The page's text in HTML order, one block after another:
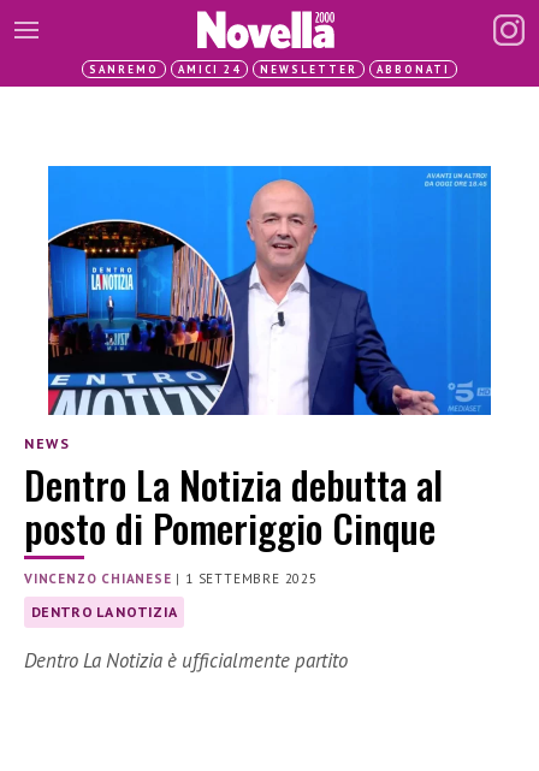
SANREMO AMICI 24 NEWSLETTER ABBONATI
NEWS
Dentro La Notizia debutta al
posto di Pomeriggio Cinque
VINCENZO CHIANESE | 1 SETTEMBRE 2025
DENTRO LA NOTIZIA
Dentro La Notizia è ufficialmente partito